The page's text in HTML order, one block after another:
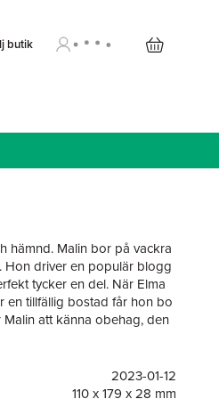
butik
hämnd. Malin bor på vackra
Hon driver en populär blogg
tycker en del. När Elma
en tillfällig bostad får hon bo
att känna obehag, den
hon själv upplevt i det
Inbillar hon sig, eller har
liv, mannen hon har
2023-01-12
110 x 179 x 28 mm